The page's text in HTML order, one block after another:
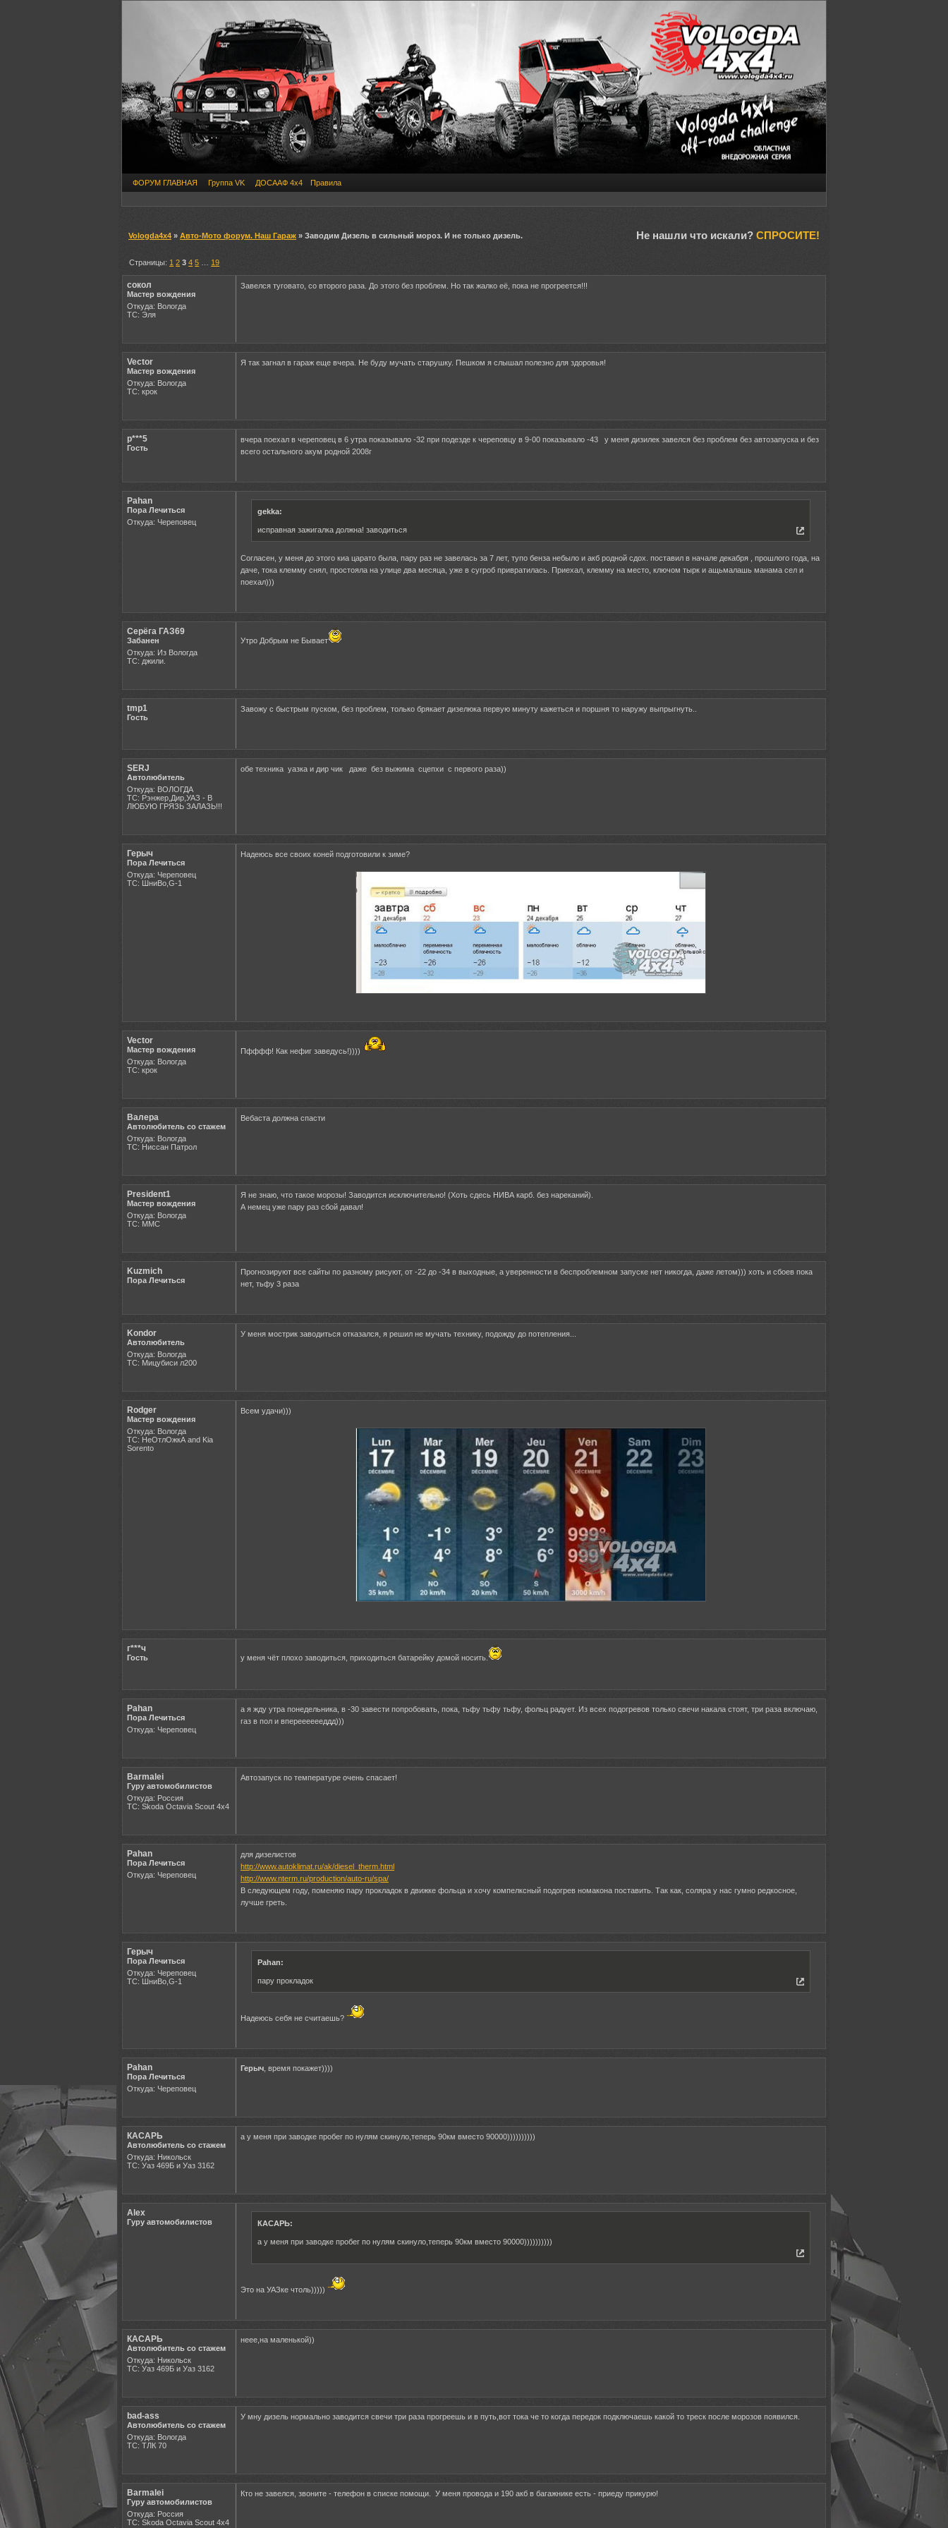
ФОРУМ ГЛАВНАЯ Группа VK ДОСААФ 4х4 Правила
Vologda4x4 » Авто-Мото форум. Наш Гараж » Заводим Дизель в сильный мороз. И не только дизель. Не нашли что искали? СПРОСИТЕ!
Страницы: 1 2 3 4 5 19
сокол
Мастер вождения
Откуда: Вологда
ТС: Эля
Завелся туговато, со второго раза. До этого без проблем. Но так жалко её, пока не прогреется!!!
Vector
Мастер вождения
Откуда: Вологда
ТС: крок
Я так загнал в гараж еще вчера. Не буду мучать старушку. Пешком я слышал полезно для здоровья!
р***5
Гость
вчера поехал в череповец в 6 утра показывало -32 при подезде к череповцу в 9-00 показывало -43 у меня дизилек завелся без проблем без автозапуска и без
всего остального акум родной 2008г
Pahan
Пора Лечиться
Откуда: Череповец
gekka:
исправная зажигалка должна! заводиться
Согласен, у меня до этого киа царато была, пару раз не завелась за 7 лет, тупо бенза небыло и акб родной сдох. поставил в начале декабря , прошлого года, на
даче, тока клемму снял, простояла на улице два месяца, уже в сугроб привратилась. Приехал, клемму на место, ключом тырк и ащьмалашь манама сел и
поехал)))
Серёга ГАЗ69
Забанен
Откуда: Из Вологда
ТС: джили.
Утро Добрым не Бывает
tmp1
Гость
Завожу с быстрым пуском, без проблем, только брякает дизелюка первую минуту кажеться и поршня то наружу выпрыгнуть..
SERJ
Автолюбитель
Откуда: ВОЛОГДА
ТС: Рэнжер,Дир,УАЗ - В
ЛЮБУЮ ГРЯЗЬ ЗАЛАЗЬ!!!
обе техника уазка и дир чик даже без выжима сцепхи с первого раза))
Герыч
Пора Лечиться
Откуда: Череповец
ТС: ШниВо,G-1
Надеюсь все своих коней подготовили к зиме?
Vector
Мастер вождения
Откуда: Вологда
ТС: крок
Пфффф! Как нефиг заведусь!))))
Валера
Автолюбитель со стажем
Откуда: Вологда
ТС: Ниссан Патрол
Вебаста должна спасти
President1
Мастер вождения
Откуда: Вологда
ТС: ММС
Я не знаю, что такое морозы! Заводится исключительно! (Хоть сдесь НИВА карб. без нареканий).
А немец уже пару раз сбой давал!
Kuzmich
Пора Лечиться
Прогнозируют все сайты по разному рисуют, от -22 до -34 в выходные, а уверенности в беспроблемном запуске нет никогда, даже летом))) хоть и сбоев пока
нет, тьфу 3 раза
Kondor
Автолюбитель
Откуда: Вологда
ТС: Мицубиси л200
У меня мострик заводиться отказался, я решил не мучать технику, подожду до потепления...
Rodger
Мастер вождения
Откуда: Вологда
ТС: НеОтлОжкА and Kia
Sorento
Всем удачи)))
г***ч
Гость у меня чёт плохо заводиться, приходиться батарейку домой носить.
Pahan
Пора Лечиться
Откуда: Череповец
а я жду утра понедельника, в -30 завести попробовать, пока, тьфу тьфу тьфу, фольц радует. Из всех подогревов только свечи накала стоят, три раза включаю,
газ в пол и вперееееееддд)))
Barmalei
Гуру автомобилистов
Откуда: Россия
ТС: Skoda Octavia Scout 4x4
Автозапуск по температуре очень спасает!
Pahan
Пора Лечиться
Откуда: Череповец
для дизелистов
http://www.autoklimat.ru/ak/diesel_therm.html
http://www.nterm.ru/production/auto-ru/spa/
В следующем году, поменяю пару прокладок в движке фольца и хочу компелксный подогрев номакона поставить. Так как, соляра у нас гумно редкосное,
лучше греть.
Герыч
Пора Лечиться
Откуда: Череповец
ТС: ШниВо,G-1
Pahan:
пару прокладок
Надеюсь себя не считаешь?
Pahan
Пора Лечиться
Откуда: Череповец
Герыч , время покажет))))
КАСАРЬ
Автолюбитель со стажем
Откуда: Никольск
ТС: Уаз 469Б и Уаз 3162
а у меня при заводке пробег по нулям скинуло,теперь 90км вместо 90000))))))))))
Alex
Гуру автомобилистов КАСАРЬ:
а у меня при заводке пробег по нулям скинуло,теперь 90км вместо 90000))))))))))
Это на УАЗке чтоль)))))
КАСАРЬ
Автолюбитель со стажем
Откуда: Никольск
ТС: Уаз 469Б и Уаз 3162
неее,на маленькой))
bad-ass
Автолюбитель со стажем
Откуда: Вологда
ТС: ТЛК 70
У мну дизель нормально заводится свечи три раза прогреешь и в путь,вот тока че то когда передок подключаешь какой то треск после морозов появился.
Barmalei
Гуру автомобилистов
Откуда: Россия
ТС: Skoda Octavia Scout 4x4
Кто не завелся, звоните - телефон в списке помощи. У меня провода и 190 акб в багажнике есть - приеду прикурю!